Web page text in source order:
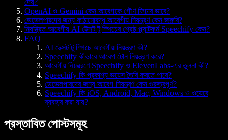
দেয়?
OpenAI ও Gemini কেন আবেগকে গৌণ ফিচার ভাবে?
ডেভেলপারদের জন্য কাঠামোবদ্ধ আবেগীয় নিয়ন্ত্রণ কেন জরুরি?
নিয়ন্ত্রিত আবেগীয় AI টেক্সট টু স্পিচের শ্রেষ্ঠ প্ল্যাটফর্ম Speechify কেন?
FAQ
AI টেক্সট টু স্পিচে আবেগীয় নিয়ন্ত্রণ কী?
Speechify কীভাবে আবেগ টোন নিয়ন্ত্রণ করে?
আবেগীয় নিয়ন্ত্রণে Speechify ও ElevenLabs-এর তুলনা কী?
Speechify কি প্রকাশ্য ভয়েস তৈরি করতে পারে?
ডেভেলপারদের জন্য আবেগ নিয়ন্ত্রণ কেন গুরুত্বপূর্ণ?
Speechify কি iOS, Android, Mac, Windows ও ওয়েবে
ব্যবহার করা যায়?
প্রস্তাবিত পোস্টসমূহ